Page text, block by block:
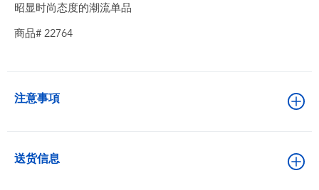
昭显时尚态度的潮流单品
商品# 22764
注意事項
送货信息